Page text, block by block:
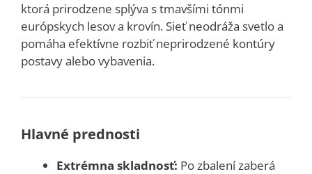
ktorá prirodzene splýva s tmavšími tónmi
európskych lesov a krovín. Sieť neodráža svetlo a
pomáha efektívne rozbiť neprirodzené kontúry
postavy alebo vybavenia.
Hlavné prednosti
Extrémna skladnosť: Po zbalení zaberá